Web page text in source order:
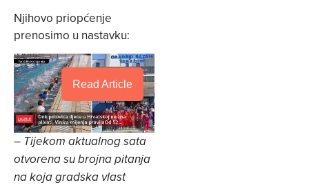
Njihovo priopćenje
prenosimo u nastavku:
Read Article
– Tijekom aktualnog sata
otvorena su brojna pitanja
na koja gradska vlast